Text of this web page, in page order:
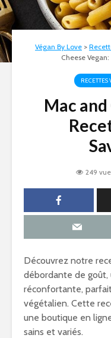
Végan By Love >
Cheese
RECETTES
Mac
249
Découvrez notre
débordante de
réconfortante,
végétalien. Cette
une boutique en
sains et variés.